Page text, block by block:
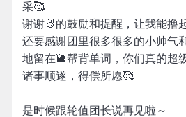
采🥰
谢谢🐰的鼓励和提醒，让我能撸
还要感谢团里很多很多的小帅气
地留在🐌帮背单词，你们真的超
诸事顺遂，得偿所愿🥰
是时候跟轮值团长说再见啦～